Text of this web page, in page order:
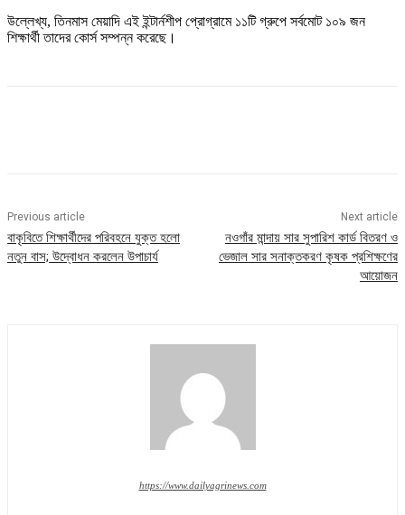
উল্লেখ্য, তিনমাস মেয়াদি এই ইন্টার্নশীপ প্রোগ্রামে ১১টি গ্রুপে সর্বমোট ১০৯ জন
শিক্ষার্থী তাদের কোর্স সম্পন্ন করেছে।
Previous article
বাকৃবিতে শিক্ষার্থীদের পরিবহনে যুক্ত হলো
নতুন বাস; উদ্বোধন করলেন উপাচার্য
Next article
নওগাঁর মান্দায় সার সুপারিশ কার্ড বিতরণ ও
ভেজাল সার সনাক্তকরণ কৃষক প্রশিক্ষণের
আয়োজন
https://www.dailyagrinews.com